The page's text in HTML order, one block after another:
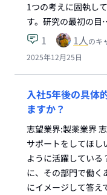
1つの考えに固執し
す。研究の最初の
1 1人のキ
2025年12月25日
入社5年後の具体
ますか？
志望業界:製薬業界
サポートをしてほし
ように活躍している
に、その部門で働く
にイメージして答